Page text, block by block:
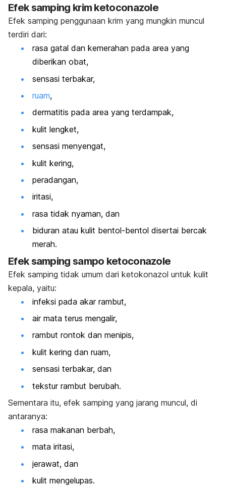
Efek samping krim ketoconazole
Efek samping penggunaan krim yang mungkin muncul
terdiri dari:
rasa gatal dan kemerahan pada area yang
diberikan obat,
sensasi terbakar,
ruam,
dermatitis pada area yang terdampak,
kulit lengket,
sensasi menyengat,
kulit kering,
peradangan,
iritasi,
rasa tidak nyaman, dan
biduran atau kulit bentol-bentol disertai bercak
merah.
Efek samping sampo ketoconazole
Efek samping tidak umum dari ketokonazol untuk kulit
kepala, yaitu:
infeksi pada akar rambut,
air mata terus mengalir,
rambut rontok dan menipis,
kulit kering dan ruam,
sensasi terbakar, dan
tekstur rambut berubah.
Sementara itu, efek samping yang jarang muncul, di
antaranya:
rasa makanan berbah,
mata iritasi,
jerawat, dan
kulit mengelupas.